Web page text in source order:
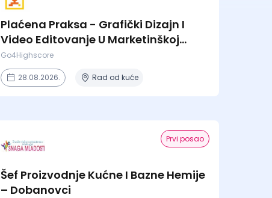
Plaćena Praksa - Grafički Dizajn I
Video Editovanje U Marketinškoj
Agenciji
Go4Highscore
28.08.2026. Rad od kuće
Prvi posao
Šef Proizvodnje Kućne I Bazne Hemije
– Dobanovci